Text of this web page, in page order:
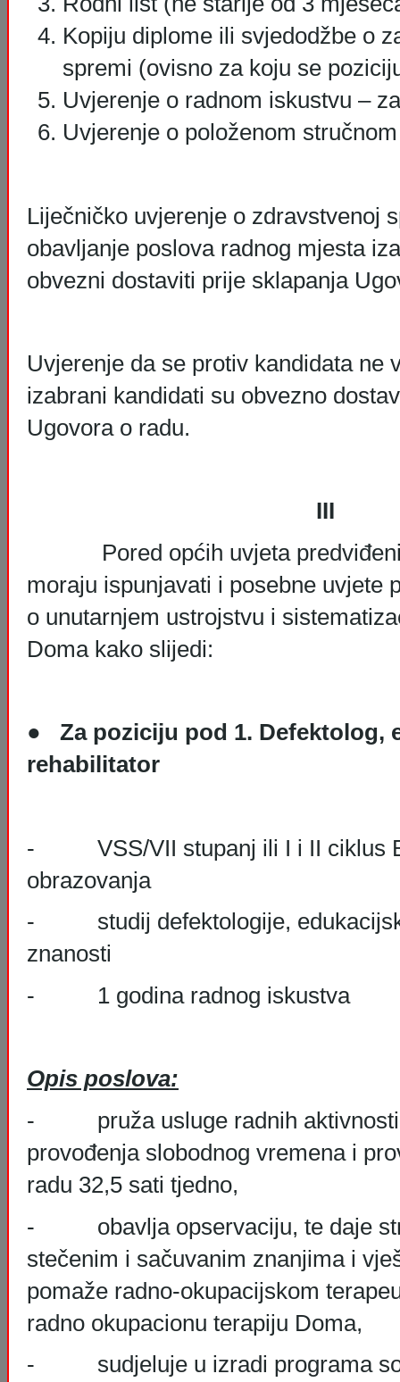
Kopiju diplome ili svjedodžbe o
spremi (ovisno za koju se
Uvjerenje o radnom iskustvu –
Uvjerenje o položenom
Liječničko uvjerenje o zdravstvenoj
obavljanje poslova radnog mjesta
obvezni dostaviti prije sklapanja
Uvjerenje da se protiv kandidata ne
izabrani kandidati su obvezno
Ugovora o radu.
III
Pored općih uvjeta
moraju ispunjavati i posebne uvjete
o unutarnjem ustrojstvu i
Doma kako slijedi:
● Za poziciju pod 1. Defektolog,
rehabilitator
- VSS/VII stupanj ili I i II ciklus
obrazovanja
- studij defektologije,
znanosti
- 1 godina radnog iskustva
Opis poslova:
- pruža usluge radnih aktivnosti
provođenja slobodnog vremena i
radu 32,5 sati tjedno,
- obavlja opservaciju, te daje
stečenim i sačuvanim znanjima i
pomaže radno-okupacijskom
radno okupacionu terapiju Doma,
- sudjeluje u izradi programa